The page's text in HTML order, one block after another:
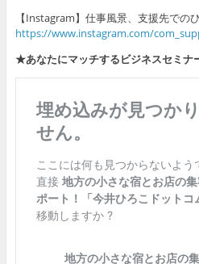
【Instagram】仕事風景、支援先での
https://www.instagram.com/
★あなたにマッチするビジネスセミ